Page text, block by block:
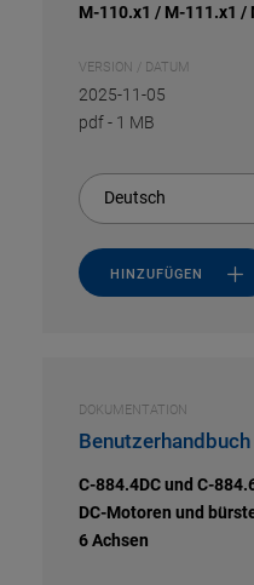
M-110.x1 / M-111.x1
VERSION / DATUM
2025-11-05
pdf- 1 MB
Deutsch
HINZUFÜGEN
DOKUMENTATION
C-884.4DC und C-
DC-Motoren und
6 Achsen